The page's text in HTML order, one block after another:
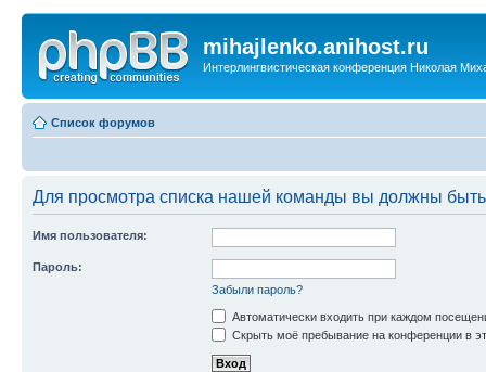
mihajlenko.anihost.ru
Интерлингвистическая конференция Николая
Список форумов
Для просмотра списка нашей команды вы должны
Имя пользователя:
Пароль:
Забыли пароль?
Автоматически входить при каждом
Скрыть моё пребывание на конференции в